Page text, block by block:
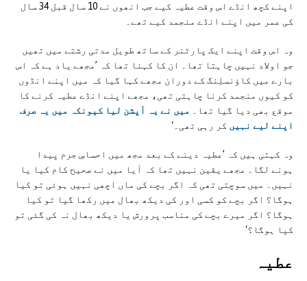
اپنے کچھ انڈے اس وقت عطیہ کیے جب انھوں نے 10 سال قبل 34 سال
کی عمر میں اپنے انڈے منجمد کیے تھے۔
وہ اس وقت اپنے ایک پارٹنر کے ساتھ طویل مدتی رشتے میں تھیں
جو اولاد نہیں چاہتا تھا۔ ان کا کہنا تھا کہ ’مجھے یاد ہے کہ اس
بارے میں کاؤنسلِنگ کے دوران مجھے کہا گیا کہ میں اپنے انڈوں
کو کیوں منجمد کرنا چاہتی تھی، مجھے اپنے انڈے عطیہ کرنے کا
موقع بھی دیا گیا تھا۔ میں نے یہ آپشن لیا کیونکہ میں یہ صرف
اپنے لیے نہیں کر رہی تھی۔‘
وہ کہتی ہیں کہ ’عطیہ دینے کے بعد مجھ میں احساسِ جرم پیدا
ہونے لگا۔ مجھے یقین نہیں تھا کہ آیا میں نے صحیح کام کیا یا
نہیں۔ میں سوچتی تھی کہ اگر بچے کی ماں اچھی نہیں ہوئی تو کیا
ہوگا؟ اگر بچے کو کسی اور کی دیکھ بھال میں رکھا گیا تو کیا
ہوگا؟ اگر میرے بچے کی مناسب پرورش یا دیکھ بھال نہ کی گئی تو
کیا ہوگا؟‘
عطیہ